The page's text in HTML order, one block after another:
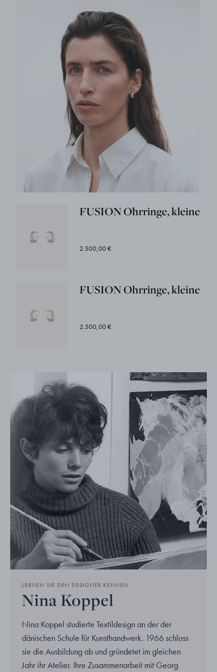
FUSION Ohrringe, kleine
2.500,00 €
FUSION Ohrringe, kleine
2.500,00 €
LERNEN SIE DEN DESIGNER KENNEN
Nina Koppel
Nina Koppel studierte Textildesign an der der
dänischen Schule für Kunsthandwerk. 1966 schloss
sie die Ausbildung ab und gründetet im gleichen
Jahr ihr Atelier. Ihre Zusammenarbeit mit Georg